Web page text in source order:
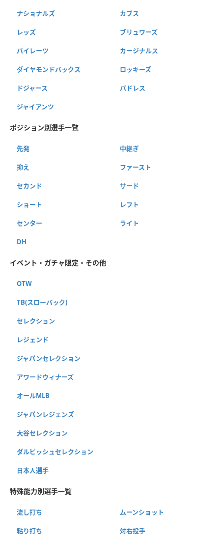
ナショナルズ カブス
レッズ ブリュワーズ
パイレーツ カージナルス
ダイヤモンドバックス ロッキーズ
ドジャース パドレス
ジャイアンツ
ポジション別選手一覧
先発 中継ぎ
抑え ファースト
セカンド サード
ショート レフト
センター ライト
DH
イベント・ガチャ限定・その他
OTW
TB(スローバック)
セレクション
レジェンド
ジャパンセレクション
アワードウィナーズ
オールMLB
ジャパンレジェンズ
大谷セレクション
ダルビッシュセレクション
日本人選手
特殊能力別選手一覧
流し打ち ムーンショット
粘り打ち 対右投手